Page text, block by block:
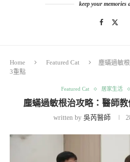
keep your memories
Home Featured Cat
塵蟎過敏
3重點
Featured Cat 居家生活
塵蟎過敏根治攻略：醫師
written by 吳芮醫師